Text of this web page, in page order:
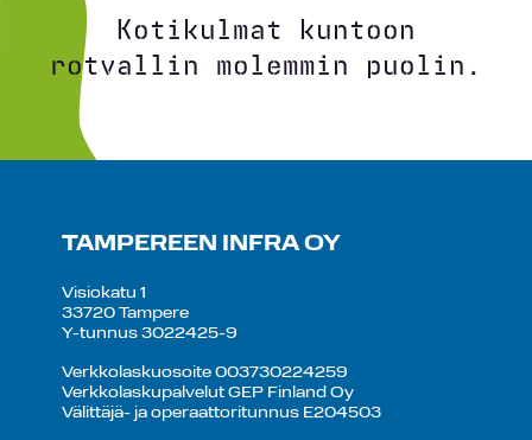
Kotikulmat kuntoon
rotvallin molemmin puolin.
TAMPEREEN INFRA OY
Visiokatu 1
33720 Tampere
Y-tunnus 3022425-9
Verkkolaskuosoite 003730224259
Verkkolaskupalvelut GEP Finland Oy
Välittäjä- ja operaattoritunnus E204503